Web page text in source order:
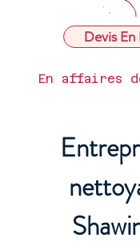
Devis En
En affaires